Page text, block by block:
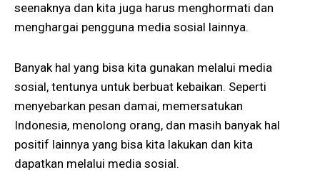
seenaknya dan kita juga harus menghormati dan
menghargai pengguna media sosial lainnya.
Banyak hal yang bisa kita gunakan melalui media
sosial, tentunya untuk berbuat kebaikan. Seperti
menyebarkan pesan damai, memersatukan
Indonesia, menolong orang, dan masih banyak hal
positif lainnya yang bisa kita lakukan dan kita
dapatkan melalui media sosial.